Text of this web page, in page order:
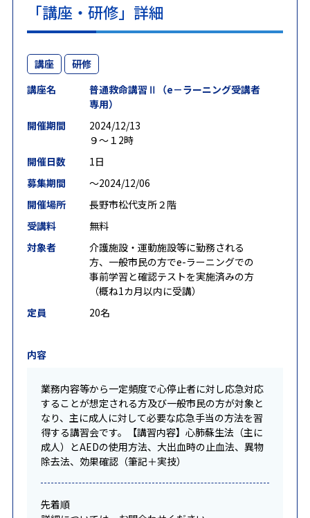
「講座・研修」詳細
講座
研修
講座名
普通救命講習Ⅱ（e－ラーニング受講者
専用）
開催期間
2024/12/13
９～１2時
開催日数
1日
募集期間
〜2024/12/06
開催場所
長野市松代支所２階
受講料
無料
対象者
介護施設・運動施設等に勤務される
方、一般市民の方でe-ラーニングでの
事前学習と確認テストを実施済みの方
（概ね1カ月以内に受講）
定員
20名
内容
業務内容等から一定頻度で心停止者に対し応急対応
することが想定される方及び一般市民の方が対象と
なり、主に成人に対して必要な応急手当の方法を習
得する講習会です。【講習内容】心肺蘇生法（主に
成人）とAEDの使用方法、大出血時の止血法、異物
除去法、効果確認（筆記＋実技）
先着順